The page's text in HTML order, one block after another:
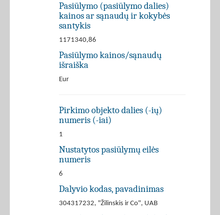
Pasiūlymo (pasiūlymo dalies)
kainos ar sąnaudų ir kokybės
santykis
1171340,86
Pasiūlymo kainos/sąnaudų
išraiška
Eur
Pirkimo objekto dalies (-ių)
numeris (-iai)
1
Nustatytos pasiūlymų eilės
numeris
6
Dalyvio kodas, pavadinimas
304317232, "Žilinskis ir Co", UAB